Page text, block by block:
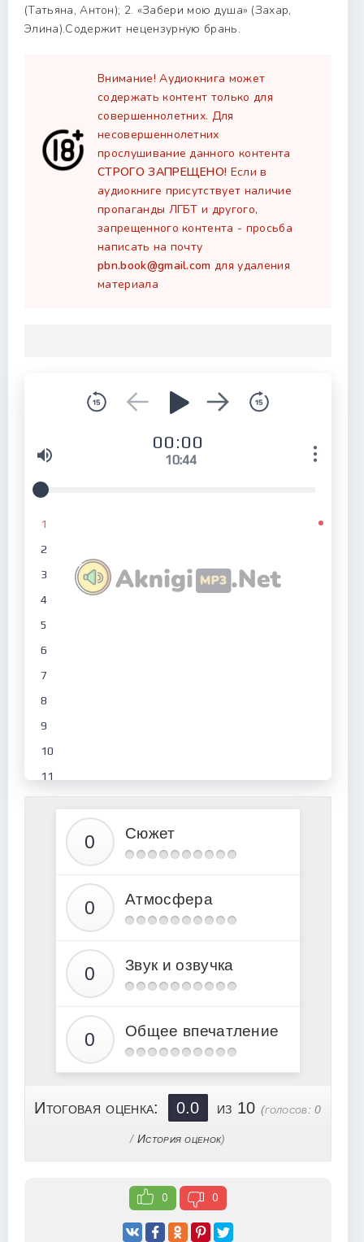
(Татьяна, Антон); 2. «Забери мою душа» (Захар,
Элина).Содержит нецензурную брань.
Внимание! Аудиокнига может
содержать контент только для
совершеннолетних. Для
несовершеннолетних
прослушивание данного контента
СТРОГО ЗАПРЕЩЕНО! Если в
аудиокниге присутствует наличие
пропаганды ЛГБТ и другого,
запрещенного контента - просьба
написать на почту
pbn.book@gmail.com для удаления
материала
00:00
10:44
1
2
3
4
5
6
7
8
9
10
11
24
Сюжет
Атмосфера
Звук и озвучка
Общее впечатление
Итоговая оценка: 0.0 из 10(голосов:0
/ История оценок)
0 0